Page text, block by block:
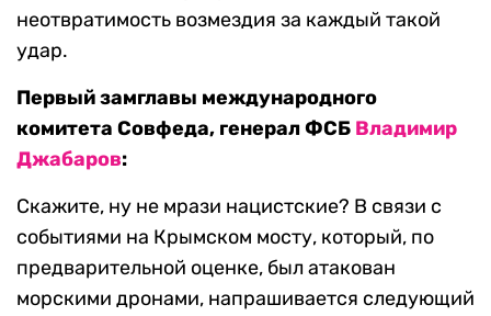
неотвратимость возмездия за каждый такой
удар.
Первый замглавы международного
комитета Совфеда, генерал ФСБ Владимир
Джабаров:
Скажите, ну не мрази нацистские? В связи с
событиями на Крымском мосту, который, по
предварительной оценке, был атакован
морскими дронами, напрашивается следующий